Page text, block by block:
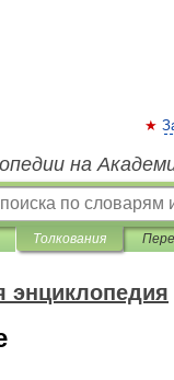
на
Толкования
энциклопедия